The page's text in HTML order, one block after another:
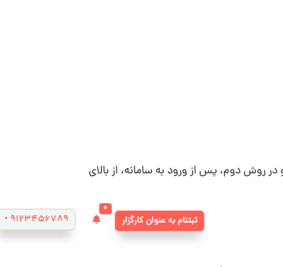
روش دوم،‌ پس از ورود به سامانه، از بالای